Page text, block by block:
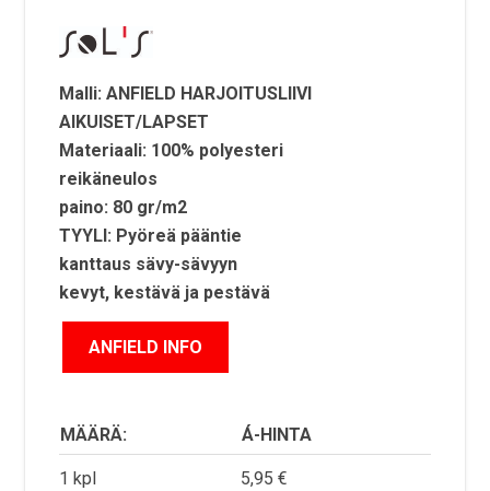
Malli: ANFIELD HARJOITUSLIIVI
AIKUISET/LAPSET
Materiaali: 100% polyesteri
reikäneulos
paino: 80 gr/m2
TYYLI: Pyöreä pääntie
kanttaus sävy-sävyyn
kevyt, kestävä ja pestävä
MÄÄRÄ: Á-HINTA
1 kpl 5,95 €